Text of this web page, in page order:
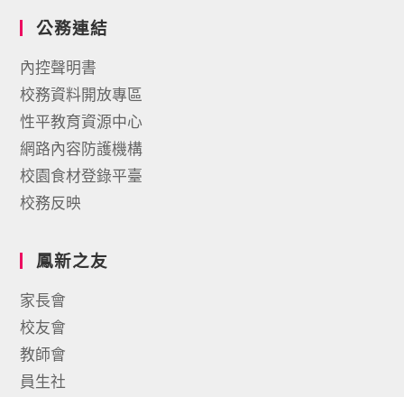
公務連結
內控聲明書
校務資料開放專區
性平教育資源中心
網路內容防護機構
校園食材登錄平臺
校務反映
鳳新之友
家長會
校友會
教師會
員生社